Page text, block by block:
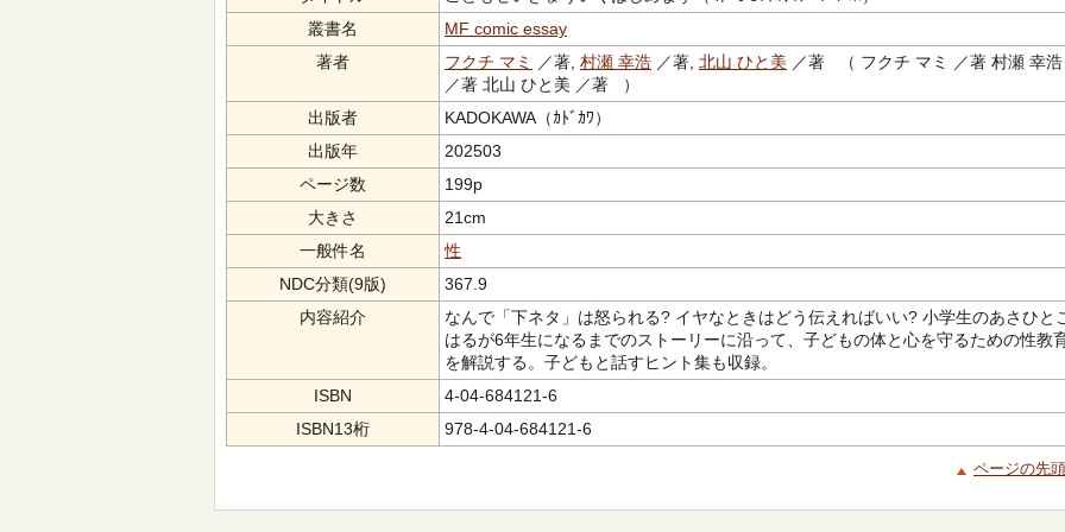
叢書名
MF comic essay
著者
フクチ マミ ／著, 村瀬 幸浩 ／著, 北山 ひと美 ／著 （ フクチ マミ ／著 村瀬 幸浩
／著 北山 ひと美 ／著 ）
出版者
KADOKAWA（ｶﾄﾞｶﾜ）
出版年
202503
ページ数
199p
大きさ
21cm
一般件名
性
NDC分類(9版)
367.9
内容紹介
なんで「下ネタ」は怒られる? イヤなときはどう伝えればいい? 小学生のあさひと
はるが6年生になるまでのストーリーに沿って、子どもの体と心を守るための性教
を解説する。子どもと話すヒント集も収録。
ISBN
4-04-684121-6
ISBN13桁
978-4-04-684121-6
ページの先